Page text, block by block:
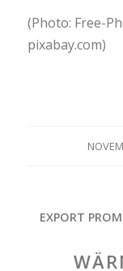
(Photo: Free-
pixabay.com)
EXPORT